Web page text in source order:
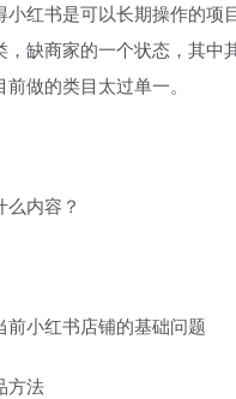
小红书是可以长期操作的项
，缺商家的一个状态，其中
做的类目太过单一。
内容？
前小红书店铺的基础问题
方法